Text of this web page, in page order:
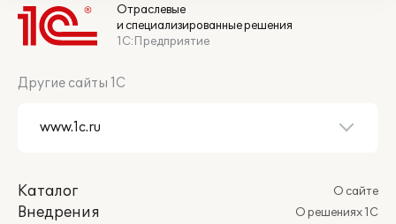
Отраслевые
и специализированные решения
1С:Предприятие
Другие сайты 1С
Каталог
Внедрения
О сайте
О решениях 1С